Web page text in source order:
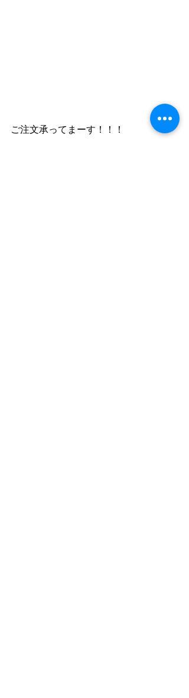
ご注文承ってまーす！！！